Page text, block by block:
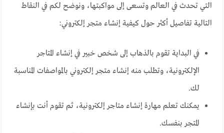
التي تحدث في العالم وتسعى إلى مواكبتها، ونوضح لكم في النقاط
التالية تفاصيل أكثر حول كيفية إنشاء متجر إلكتروني:
في البداية تقوم بالذهاب إلى شخص خبير في إنشاء المتاجر
الإلكترونية، وتطلب منه إنشاء متجر إلكتروني بالمواصفات المناسبة
لك.
يمكنك تعلم مهارة إنشاء متاجر إلكترونية، ثم تقوم أنت بإنشاء
المتجر بنفسك.